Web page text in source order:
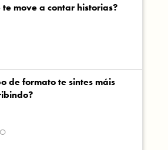
te move a contar historias?
de formato te sintes máis